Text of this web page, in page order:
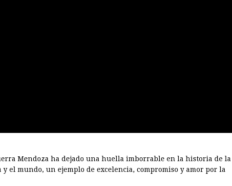
Mendoza ha dejado una huella imborrable en la historia de la
el mundo, un ejemplo de excelencia, compromiso y amor por la